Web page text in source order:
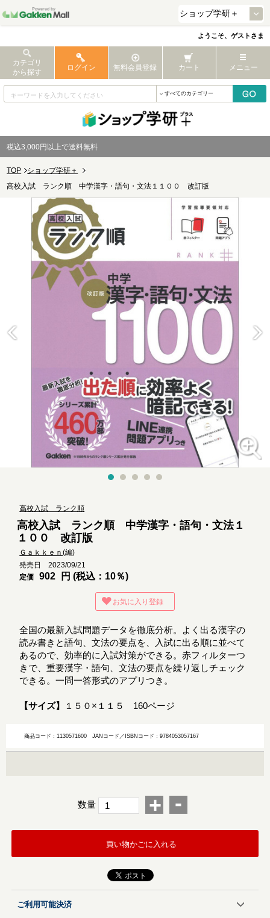
ようこそ、ゲストさま
カテゴリ
から探す
ログイン 無料会員登録 カート メニュー
税込3,000円以上で送料無料
TOP
ショップ学研＋
高校入試 ランク順 中学漢字・語句・文法１１００ 改訂版
高校入試 ランク順
高校入試 ランク順 中学漢字・語句・文法１
１００ 改訂版
Ｇａｋｋｅｎ(編)
発売日 2023/09/21
定価
902 円 (税込：10％)
お気に入り登録
全国の最新入試問題データを徹底分析。よく出る漢字の
読み書きと語句、文法の要点を、入試に出る順に並べて
あるので、効率的に入試対策ができる。赤フィルターつ
きで、重要漢字・語句、文法の要点を繰り返しチェック
できる。一問一答形式のアプリつき。
【サイズ】 １５０×１１５ 160ページ
商品コード：1130571600JANコード／ISBNコード：9784053057167
数量 + -
買い物かごに入れる
ご利用可能決済